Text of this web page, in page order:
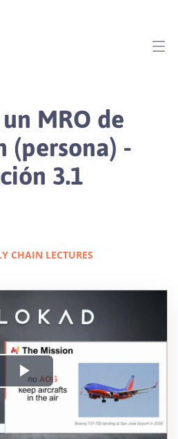
MRO de
(persona) -
3.1
CHAIN LECTURES
Play
Video